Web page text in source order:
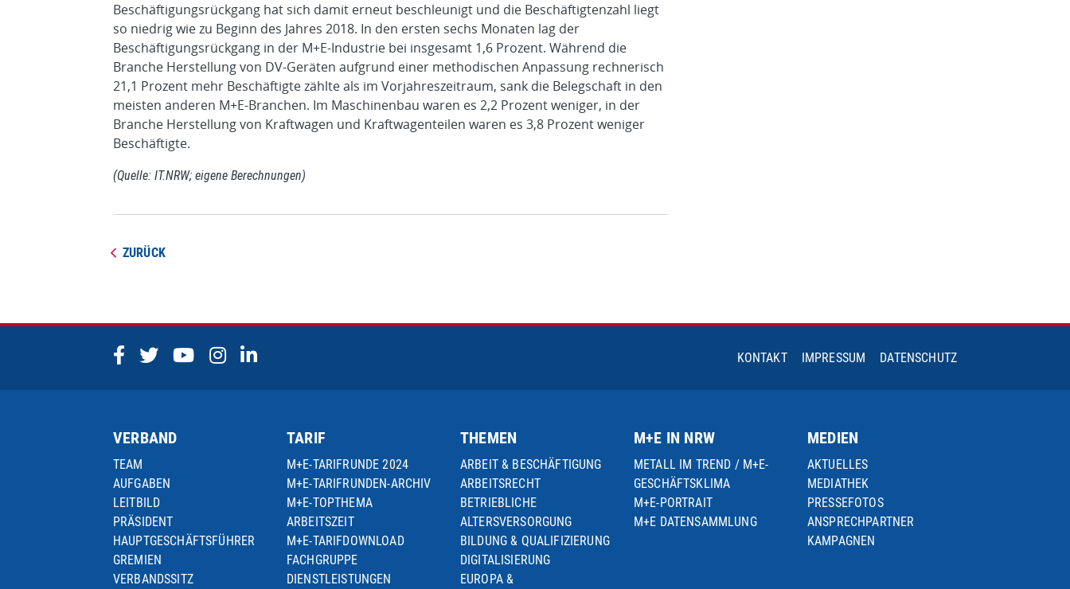
Beschäftigungsrückgang hat sich damit erneut beschleunigt und die Beschäftigtenzahl liegt
so niedrig wie zu Beginn des Jahres 2018. In den ersten sechs Monaten lag der
Beschäftigungsrückgang in der M+E-Industrie bei insgesamt 1,6 Prozent. Während die
Branche Herstellung von DV-Geräten aufgrund einer methodischen Anpassung rechnerisch
21,1 Prozent mehr Beschäftigte zählte als im Vorjahreszeitraum, sank die Belegschaft in den
meisten anderen M+E-Branchen. Im Maschinenbau waren es 2,2 Prozent weniger, in der
Branche Herstellung von Kraftwagen und Kraftwagenteilen waren es 3,8 Prozent weniger
Beschäftigte.
(Quelle: IT.NRW; eigene Berechnungen)
ZURÜCK
KONTAKT IMPRESSUM DATENSCHUTZ
VERBAND
TEAM
AUFGABEN
LEITBILD
PRÄSIDENT
HAUPTGESCHÄFTSFÜHRER
GREMIEN
VERBANDSSITZ
TARIF
M+E-TARIFRUNDE 2024
M+E-TARIFRUNDEN-ARCHIV
M+E-TOPTHEMA
ARBEITSZEIT
M+E-TARIFDOWNLOAD
FACHGRUPPE
DIENSTLEISTUNGEN
THEMEN
ARBEIT & BESCHÄFTIGUNG
ARBEITSRECHT
BETRIEBLICHE
ALTERSVERSORGUNG
BILDUNG & QUALIFIZIERUNG
DIGITALISIERUNG
EUROPA &
M+E IN NRW
METALL IM TREND / M+E-
GESCHÄFTSKLIMA
M+E-PORTRAIT
M+E DATENSAMMLUNG
MEDIEN
AKTUELLES
MEDIATHEK
PRESSEFOTOS
ANSPRECHPARTNER
KAMPAGNEN